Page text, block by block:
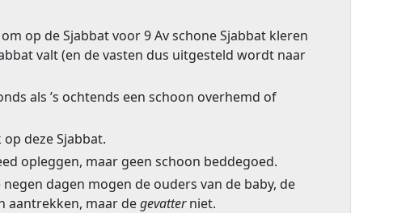
op de Sjabbat voor 9 Av schone Sjabbat kleren
valt (en de vasten dus uitgesteld wordt naar
als ’s ochtends een schoon overhemd of
deze Sjabbat.
opleggen, maar geen schoon beddegoed.
dagen mogen de ouders van de baby, de
aantrekken, maar degevatterniet.